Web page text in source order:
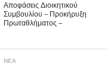
Αποφάσεις Διοικητικού
Συμβουλίου – Προκήρυξη
Πρωταθλήματος –
ΝΕΑ